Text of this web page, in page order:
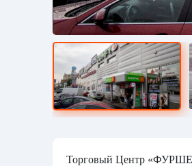
Торговый Центр